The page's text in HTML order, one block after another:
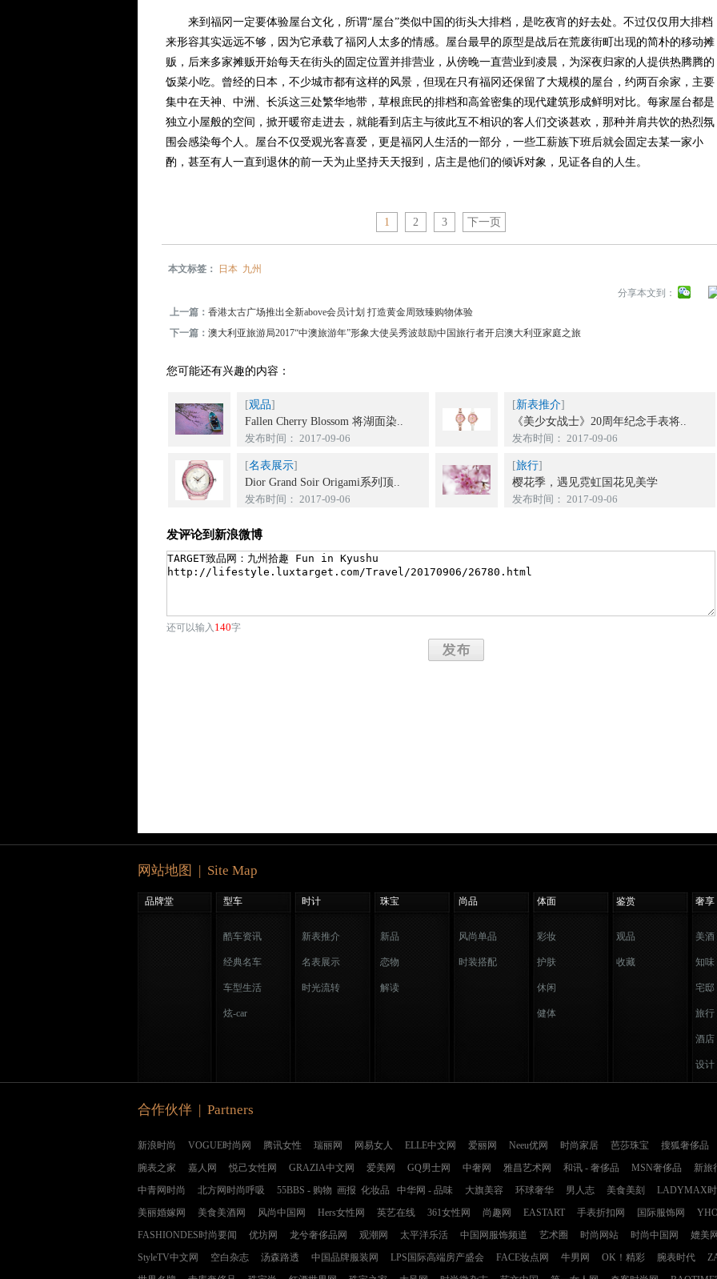
来到福冈一定要体验屋台文化，所谓“屋台”类似中国的街头大排档，是吃夜宵的好去处。不过仅仅用大排档
来形容其实远远不够，因为它承载了福冈人太多的情感。屋台最早的原型是战后在荒废街町出现的简朴的移动摊
贩，后来多家摊贩开始每天在街头的固定位置并排营业，从傍晚一直营业到凌晨，为深夜归家的人提供热腾腾的
饭菜小吃。曾经的日本，不少城市都有这样的风景，但现在只有福冈还保留了大规模的屋台，约两百余家，主要
集中在天神、中洲、长浜这三处繁华地带，草根庶民的排档和高耸密集的现代建筑形成鲜明对比。每家屋台都是
独立小屋般的空间，掀开暖帘走进去，就能看到店主与彼此互不相识的客人们交谈甚欢，那种并肩共饮的热烈氛
围会感染每个人。屋台不仅受观光客喜爱，更是福冈人生活的一部分，一些工薪族下班后就会固定去某一家小
酌，甚至有人一直到退休的前一天为止坚持天天报到，店主是他们的倾诉对象，见证各自的人生。
1 2 3 下一页
本文标签： 日本 九州
分享本文到：
上一篇：香港太古广场推出全新above会员计划 打造黄金周致臻购物体验
下一篇：澳大利亚旅游局2017“中澳旅游年”形象大使吴秀波鼓励中国旅行者开启澳大利亚家庭之旅
您可能还有兴趣的内容：
[观品]
Fallen Cherry Blossom 将湖面染..
发布时间： 2017-09-06
[新表推介]
《美少女战士》20周年纪念手表将..
发布时间： 2017-09-06
[名表展示]
Dior Grand Soir Origami系列顶..
发布时间： 2017-09-06
[旅行]
樱花季，遇见霓虹国花见美学
发布时间： 2017-09-06
发评论到新浪微博
还可以输入 140字
网站地图 | Site Map
品牌堂 型车 时计 珠宝 尚品 体面 鉴赏 奢享
酷车资讯
经典名车
车型生活
炫-car
新表推介
名表展示
时光流转
新品
恋物
解读
风尚单品
时装搭配
彩妆
护肤
休闲
健体
观品
收藏
美酒
知味
宅邸
旅行
酒店
设计
合作伙伴 | Partners
新浪时尚 VOGUE时尚网 腾讯女性 瑞丽网 网易女人 ELLE中文网 爱丽网 Neeu优网 时尚家居 芭莎珠宝
搜狐奢侈品
腕表之家
嘉人网 悦己女性网 GRAZIA中文网 爱美网 GQ男士网 中奢网 雅昌艺术网 和讯 - 奢侈品 MSN奢侈品
新旅
中青网时尚
北方网时尚呼吸 55BBS - 购物 画报 化妆品 中华网 - 品味 大旗美容 环球奢华 男人志 美食美刻
LADYMAX
美丽婚嫁网
美食美酒网 风尚中国网 Hers女性网 英艺在线 361女性网 尚趣网 EASTART 手表折扣网 国际服饰网
FASHIONDES时尚要闻
优坊网 龙兮奢侈品网 观潮网 太平洋乐活 中国网服饰频道 艺术圈 时尚网站 时尚中国网
媲美
StyleTV中文网
空白杂志 汤森路透 中国品牌服装网 LPS国际高端房产盛会 FACE妆点网 牛男网 OK！精彩 腕表时代